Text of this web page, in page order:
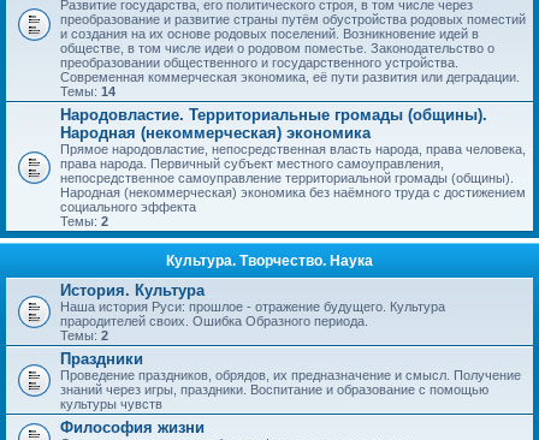
Развитие государства, его политического строя, в том числе через
преобразование и развитие страны путём обустройства родовых поместий
и создания на их основе родовых поселений. Возникновение идей в
обществе, в том числе идеи о родовом поместье. Законодательство о
преобразовании общественного и государственного устройства.
Современная коммерческая экономика, её пути развития или деградации.
Темы: 14
Народовластие. Территориальные громады (общины).
Народная (некоммерческая) экономика
Прямое народовластие, непосредственная власть народа, права человека,
права народа. Первичный субъект местного самоуправления,
непосредственное самоуправление территориальной громады (общины).
Народная (некоммерческая) экономика без наёмного труда с достижением
социального эффекта
Темы: 2
Культура. Творчество. Наука
История. Культура
Наша история Руси: прошлое - отражение будущего. Культура
прародителей своих. Ошибка Образного периода.
Темы: 2
Праздники
Проведение праздников, обрядов, их предназначение и смысл. Получение
знаний через игры, праздники. Воспитание и образование с помощью
культуры чувств
Философия жизни